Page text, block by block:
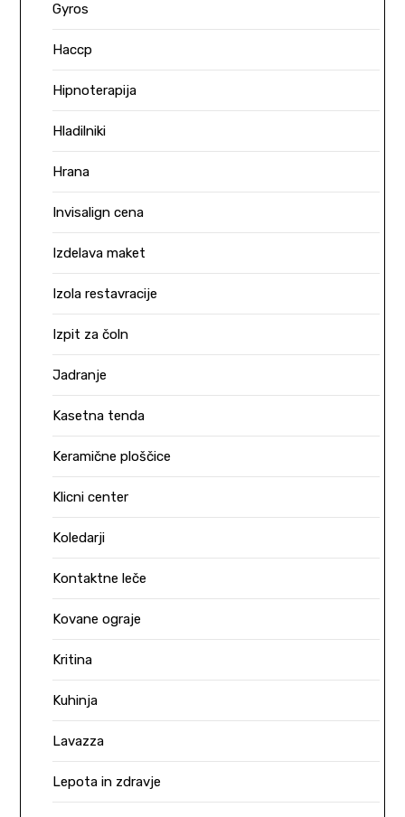
Gyros
Haccp
Hipnoterapija
Hladilniki
Hrana
Invisalign cena
Izdelava maket
Izola restavracije
Izpit za čoln
Jadranje
Kasetna tenda
Keramične ploščice
Klicni center
Koledarji
Kontaktne leče
Kovane ograje
Kritina
Kuhinja
Lavazza
Lepota in zdravje